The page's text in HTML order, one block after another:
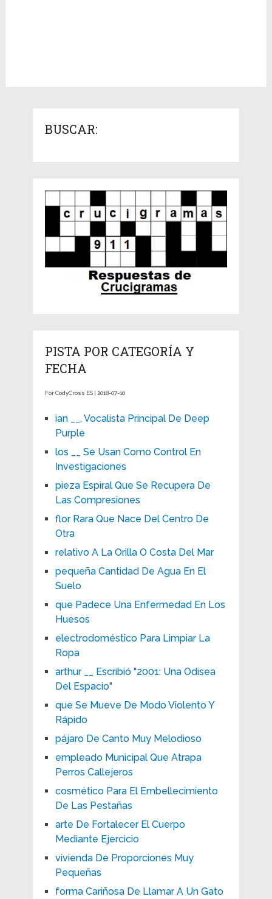
BUSCAR:
PISTA POR CATEGORÍA Y
FECHA
For CodyCross ES | 2018-07-10
ian __, Vocalista Principal De Deep
Purple
los __ Se Usan Como Control En
Investigaciones
pieza Espiral Que Se Recupera De
Las Compresiones
flor Rara Que Nace Del Centro De
Otra
relativo A La Orilla O Costa Del Mar
pequeña Cantidad De Agua En El
Suelo
que Padece Una Enfermedad En Los
Huesos
electrodoméstico Para Limpiar La
Ropa
arthur __ Escribió "2001: Una Odisea
Del Espacio"
que Se Mueve De Modo Violento Y
Rápido
pájaro De Canto Muy Melodioso
empleado Municipal Que Atrapa
Perros Callejeros
cosmético Para El Embellecimiento
De Las Pestañas
arte De Fortalecer El Cuerpo
Mediante Ejercicio
vivienda De Proporciones Muy
Pequeñas
forma Cariñosa De Llamar A Un Gato